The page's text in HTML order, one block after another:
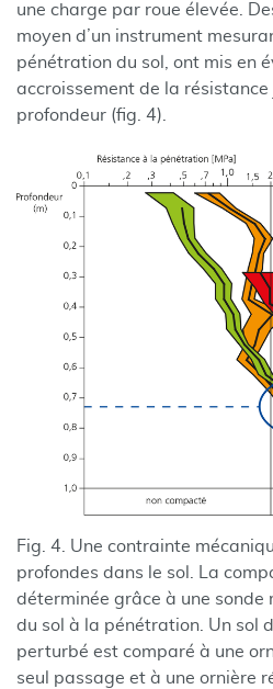
une charge par roue élevée.
moyen d’un instrument
pénétration du sol, ont mis en
accroissement de la résistance
profondeur (fig. 4).
Fig. 4. Une contrainte
profondes dans le sol. La
déterminée grâce à une sonde
du sol à la pénétration. Un sol
perturbé est comparé à une
seul passage et à une ornière